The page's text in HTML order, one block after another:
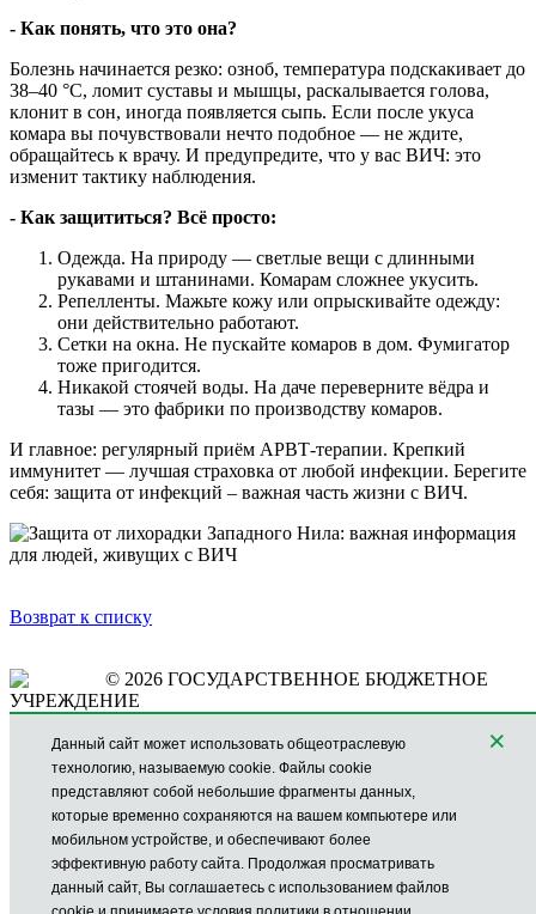
- Как понять, что это она?
Болезнь начинается резко: озноб, температура подскакивает до
38–40 °C, ломит суставы и мышцы, раскалывается голова,
клонит в сон, иногда появляется сыпь. Если после укуса
комара вы почувствовали нечто подобное — не ждите,
обращайтесь к врачу. И предупредите, что у вас ВИЧ: это
изменит тактику наблюдения.
- Как защититься? Всё просто:
Одежда. На природу — светлые вещи с длинными
рукавами и штанинами. Комарам сложнее укусить.
Репелленты. Мажьте кожу или опрыскивайте одежду:
они действительно работают.
Сетки на окна. Не пускайте комаров в дом. Фумигатор
тоже пригодится.
Никакой стоячей воды. На даче переверните вёдра и
тазы — это фабрики по производству комаров.
И главное: регулярный приём АРВТ-терапии. Крепкий
иммунитет — лучшая страховка от любой инфекции. Берегите
себя: защита от инфекций – важная часть жизни с ВИЧ.
Возврат к списку
© 2026 ГОСУДАРСТВЕННОЕ БЮДЖЕТНОЕ
УЧРЕЖДЕНИЕ
И БОРЬБЕ СО СПИД»
ГОРЯЧАЯ ЛИНИЯ
по проблеме Вич/СПИД:
8 (863) 210-98-24
Регистратура:
+7(863)218-55-37
+7(863)210-98-23
Данный сайт может использовать общеотраслевую
технологию, называемую cookie. Файлы cookie
представляют собой небольшие фрагменты данных,
которые временно сохраняются на вашем компьютере или
мобильном устройстве, и обеспечивают более
эффективную работу сайта. Продолжая просматривать
данный сайт, Вы соглашаетесь с использованием файлов
×